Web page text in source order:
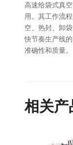
高速给袋式真
用。其工作流
空、热封、卸
快节奏生产线
准确性和质量。
相关产